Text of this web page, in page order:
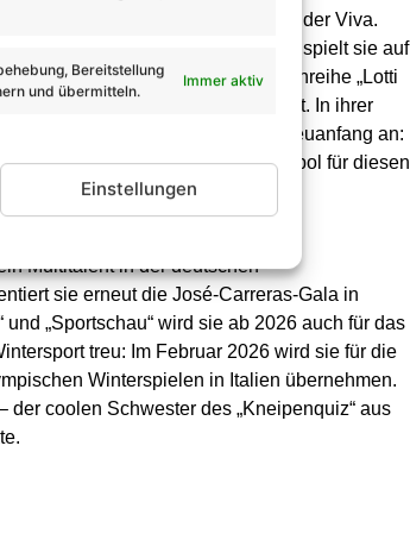
Bereitstellung
und übermitteln.
Immer aktiv
Einstellungen
Bravo-TV, später beim Musiksender Viva.
verankert. Seit vier Jahren spielt sie auf
Vier ihrer erfolgreichen Kinderbuchreihe „Lotti
im Familienalltag hinterfragt. In ihrer
Auch privat steht für sie ein Neuanfang an:
versteht sie selbst als Symbol für diesen
Multitalent in der deutschen
sie erneut die José-Carreras-Gala in
„Sportschau“ wird sie ab 2026 auch für das
treu: Im Februar 2026 wird sie für die
Winterspielen in Italien übernehmen.
der coolen Schwester des „Kneipenquiz“ aus